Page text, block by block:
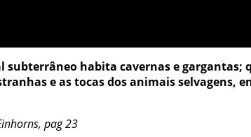
habita cavernas e gargantas;
e as tocas dos animais selvagens,
pag 23